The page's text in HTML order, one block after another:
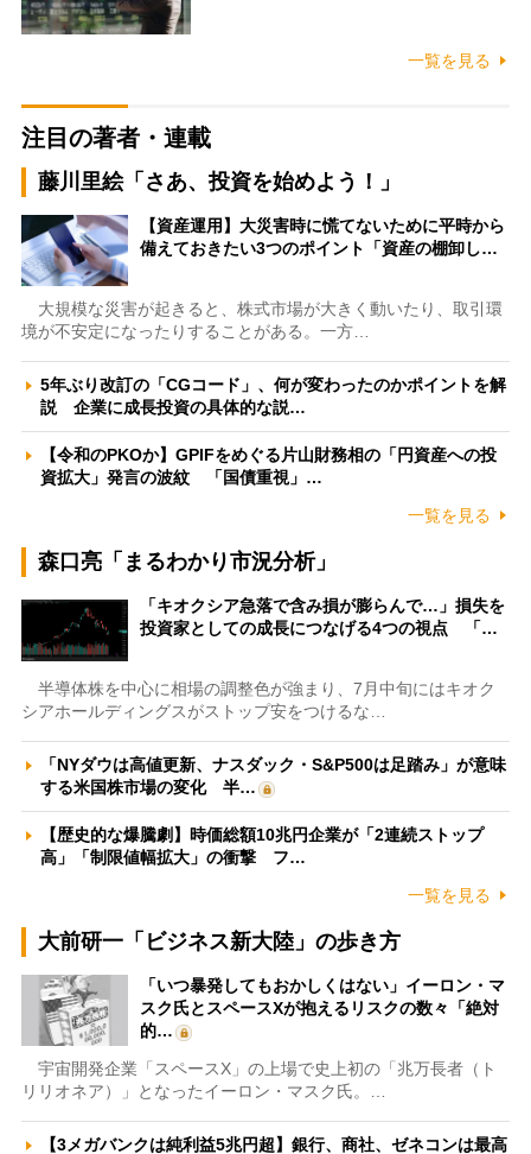
一覧を見る
注目の著者・連載
藤川里絵「さあ、投資を始めよう！」
【資産運用】大災害時に慌てないために平時から
備えておきたい3つのポイント「資産の棚卸し…
大規模な災害が起きると、株式市場が大きく動いたり、取引環
境が不安定になったりすることがある。一方…
5年ぶり改訂の「CGコード」、何が変わったのかポイントを解
説 企業に成長投資の具体的な説…
【令和のPKOか】GPIFをめぐる片山財務相の「円資産への投
資拡大」発言の波紋 「国債重視」…
一覧を見る
森口亮「まるわかり市況分析」
「キオクシア急落で含み損が膨らんで…」損失を
投資家としての成長につなげる4つの視点 「…
半導体株を中心に相場の調整色が強まり、7月中旬にはキオク
シアホールディングスがストップ安をつけるな…
「NYダウは高値更新、ナスダック・S&P500は足踏み」が意味
する米国株市場の変化 半…
【歴史的な爆騰劇】時価総額10兆円企業が「2連続ストップ
高」「制限値幅拡大」の衝撃 フ…
一覧を見る
大前研一「ビジネス新大陸」の歩き方
「いつ暴発してもおかしくはない」イーロン・マ
スク氏とスペースXが抱えるリスクの数々「絶対
的…
宇宙開発企業「スペースX」の上場で史上初の「兆万長者（ト
リリオネア）」となったイーロン・マスク氏。…
【3メガバンクは純利益5兆円超】銀行、商社、ゼネコンは最高